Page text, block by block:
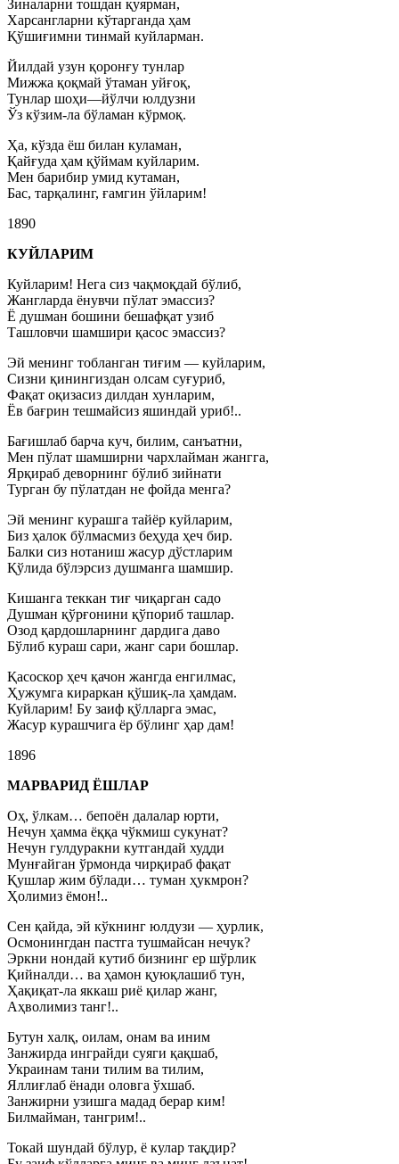
Зиналарни тошдан қуярман,
Харсангларни кўтарганда ҳам
Қўшиғимни тинмай куйларман.
Йилдай узун қоронғу тунлар
Мижжа қоқмай ўтаман уйғоқ,
Тунлар шоҳи—йўлчи юлдузни
Ўз кўзим-ла бўламан кўрмоқ.
Ҳа, кўзда ёш билан куламан,
Қайғуда ҳам қўймам куйларим.
Мен барибир умид кутаман,
Бас, тарқалинг, ғамгин ўйларим!
1890
КУЙЛАРИМ
Куйларим! Нега сиз чақмоқдай бўлиб,
Жангларда ёнувчи пўлат эмассиз?
Ё душман бошини бешафқат узиб
Ташловчи шамшири қасос эмассиз?
Эй менинг тобланган тиғим — куйларим,
Сизни қинингиздан олсам суғуриб,
Фақат оқизасиз дилдан хунларим,
Ёв бағрин тешмайсиз яшиндай уриб!..
Бағишлаб барча куч, билим, санъатни,
Мен пўлат шамширни чархлайман жангга,
Ярқираб деворнинг бўлиб зийнати
Турган бу пўлатдан не фойда менга?
Эй менинг курашга тайёр куйларим,
Биз ҳалок бўлмасмиз беҳуда ҳеч бир.
Балки сиз нотаниш жасур дўстларим
Қўлида бўлэрсиз душманга шамшир.
Кишанга теккан тиғ чиқарган садо
Душман қўрғонини қўпориб ташлар.
Озод қардошларнинг дардига даво
Бўлиб кураш сари, жанг сари бошлар.
Қасоскор ҳеч қачон жангда енгилмас,
Ҳужумга кираркан қўшиқ-ла ҳамдам.
Куйларим! Бу заиф қўлларга эмас,
Жасур курашчига ёр бўлинг ҳар дам!
1896
МАРВАРИД ЁШЛАР
Оҳ, ўлкам… бепоён далалар юрти,
Нечун ҳамма ёққа чўкмиш сукунат?
Нечун гулдуракни кутгандай худди
Мунғайган ўрмонда чирқираб фақат
Қушлар жим бўлади… туман ҳукмрон?
Ҳолимиз ёмон!..
Сен қайда, эй кўкнинг юлдузи — ҳурлик,
Осмонингдан пастга тушмайсан нечук?
Эркни нондай кутиб бизнинг ер шўрлик
Қийналди… ва ҳамон қуюқлашиб тун,
Ҳақиқат-ла яккаш риё қилар жанг,
Аҳволимиз танг!..
Бутун халқ, оилам, онам ва иним
Занжирда инграйди суяги қақшаб,
Украинам тани тилим ва тилим,
Яллиғлаб ёнади оловга ўхшаб.
Занжирни узишга мадад берар ким!
Билмайман, тангрим!..
Токай шундай бўлур, ё кулар тақдир?